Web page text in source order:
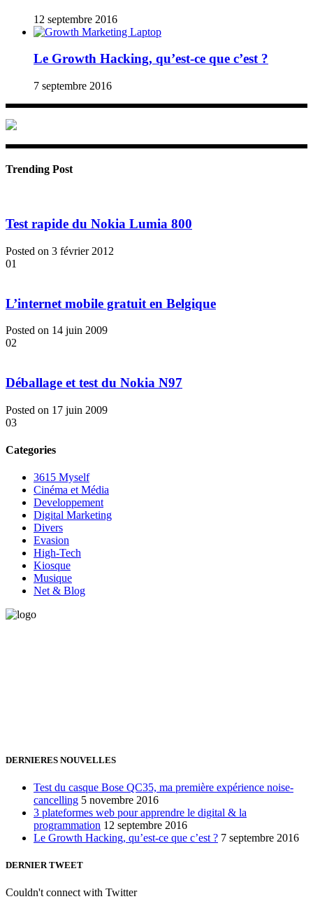
12 septembre 2016
Le Growth Hacking, qu’est-ce que c’est ?
7 septembre 2016
Trending Post
Test rapide du Nokia Lumia 800
Posted on 3 février 2012
01
L’internet mobile gratuit en Belgique
Posted on 14 juin 2009
02
Déballage et test du Nokia N97
Posted on 17 juin 2009
03
Categories
3615 Myself
Cinéma et Média
Developpement
Digital Marketing
Divers
Evasion
High-Tech
Kiosque
Musique
Net & Blog
DERNIERES NOUVELLES
Test du casque Bose QC35, ma première expérience noise-
cancelling 5 novembre 2016
3 plateformes web pour apprendre le digital & la
programmation 12 septembre 2016
Le Growth Hacking, qu’est-ce que c’est ? 7 septembre 2016
DERNIER TWEET
Couldn't connect with Twitter